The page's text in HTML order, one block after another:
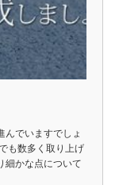
んでいますでしょ
も数多く取り上げ
細かな点について